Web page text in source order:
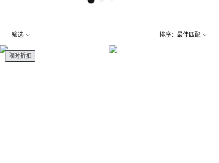
筛选 排序：最佳匹配
限时折扣